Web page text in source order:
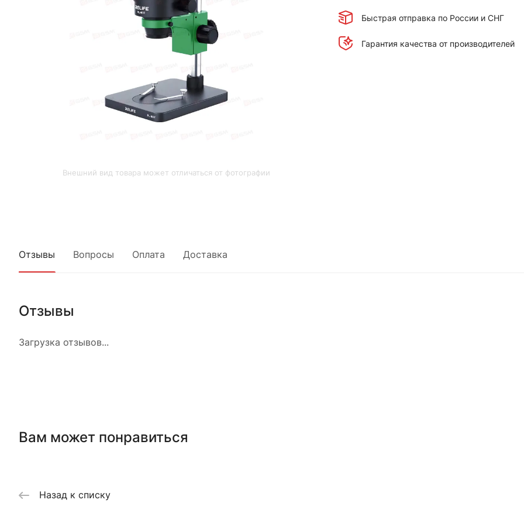
Внешний вид товара может отличаться от фотографии
Быстрая отправка по России и СНГ
Гарантия качества от производителей
Отзывы Вопросы Оплата Доставка
Отзывы
Загрузка отзывов...
Вам может понравиться
Назад к списку